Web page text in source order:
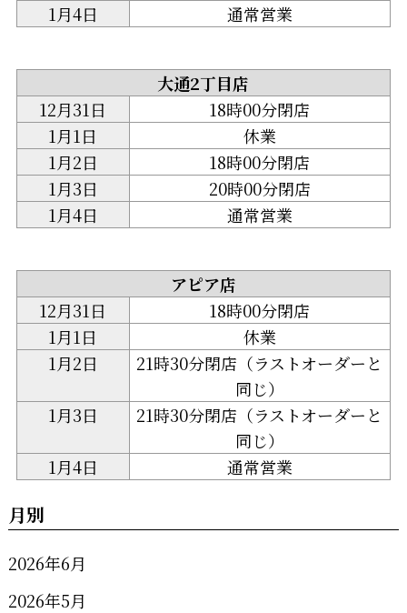
1月4日
通常営業
大通2丁目店
12月31日
18時00分閉店
1月1日
休業
1月2日
18時00分閉店
1月3日
20時00分閉店
1月4日
通常営業
アピア店
12月31日
18時00分閉店
1月1日
休業
1月2日
21時30分閉店（ラストオーダーと
同じ）
1月3日
21時30分閉店（ラストオーダーと
同じ）
1月4日
通常営業
月別
2026年6月
2026年5月